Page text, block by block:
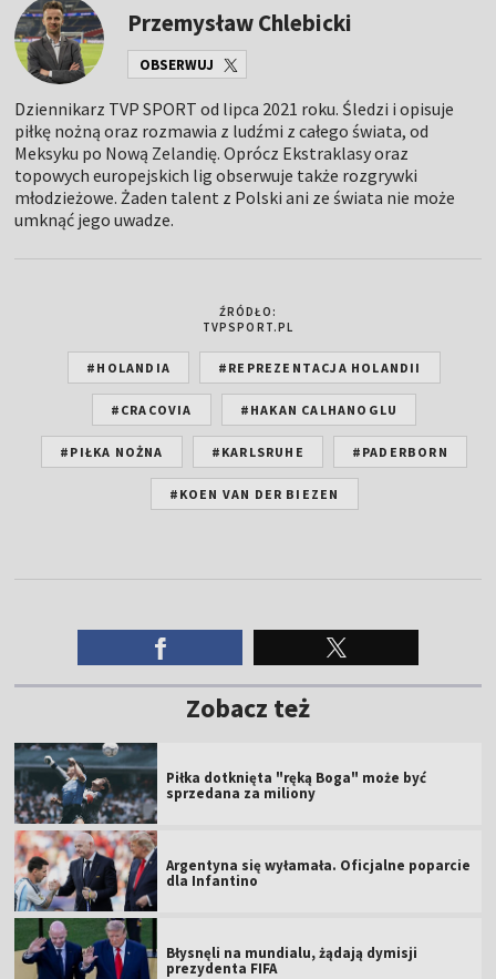
Przemysław Chlebicki
OBSERWUJ
Dziennikarz TVP SPORT od lipca 2021 roku. Śledzi i opisuje
piłkę nożną oraz rozmawia z ludźmi z całego świata, od
Meksyku po Nową Zelandię. Oprócz Ekstraklasy oraz
topowych europejskich lig obserwuje także rozgrywki
młodzieżowe. Żaden talent z Polski ani ze świata nie może
umknąć jego uwadze.
ŹRÓDŁO:
TVPSPORT.PL
#HOLANDIA #REPREZENTACJA HOLANDII
#CRACOVIA #HAKAN CALHANOGLU
#PIŁKA NOŻNA #KARLSRUHE #PADERBORN
#KOEN VAN DER BIEZEN
Zobacz też
Piłka dotknięta "ręką Boga" może być
sprzedana za miliony
Argentyna się wyłamała. Oficjalne poparcie
dla Infantino
Błysnęli na mundialu, żądają dymisji
prezydenta FIFA